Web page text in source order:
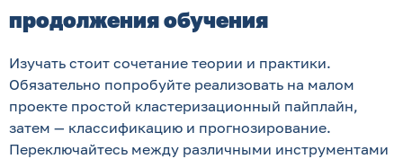
продолжения обучения
Изучать стоит сочетание теории и практики.
Обязательно попробуйте реализовать на малом
проекте простой кластеризационный пайплайн,
затем — классификацию и прогнозирование.
Переключайтесь между различными инструментами